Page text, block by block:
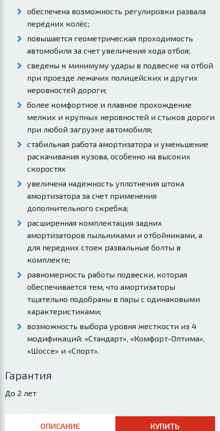
обеспечена возможность регулировки развала
передних колёс;
повышается геометрическая проходимость
автомобиля за счет увеличения хода отбоя;
сведены к минимуму удары в подвеске на отбой
при проезде лежачих полицейских и других
неровностей дороги;
более комфортное и плавное прохождение
мелких и крупных неровностей и стыков дороги
при любой загрузке автомобиля;
стабильная работа амортизатора и уменьшение
раскачивания кузова, особенно на высоких
скоростях
увеличена надежность уплотнения штока
амортизатора за счет применения
дополнительного скребка;
расширенная комплектация задних
амортизаторов пыльниками и отбойниками, а
для передних стоек развальные болты в
комплекте;
равномерность работы подвески, которая
обеспечивается тем, что амортизаторы
тщательно подобраны в пары с одинаковыми
характеристиками;
возможность выбора уровня жесткости из 4
модификаций: «Стандарт», «Комфорт-Оптима»,
«Шоссе» и «Спорт».
Гарантия
До 2 лет
ОПИСАНИЕ КУПИТЬ